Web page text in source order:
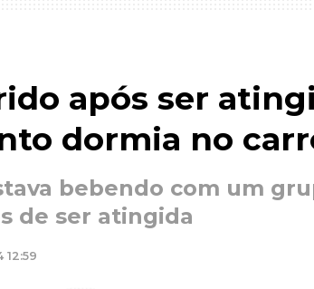
após ser
dormia no
bebendo com um
de ser atingida